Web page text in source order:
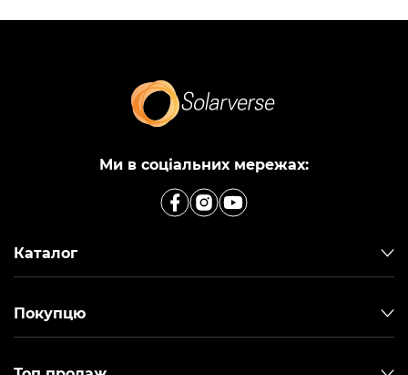
Ми в соціальних мережах:
Каталог
Покупцю